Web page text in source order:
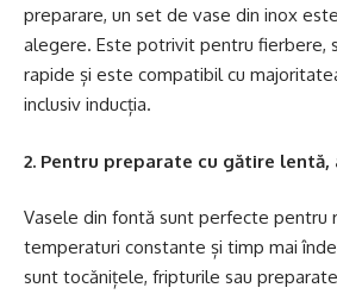
preparare, un set de vase din inox
alegere. Este potrivit pentru fierbere,
rapide și este compatibil cu
inclusiv inducția.
2. Pentru preparate cu gătire
Vasele din fontă sunt perfecte pentru
temperaturi constante și timp mai
sunt tocănițele, fripturile sau